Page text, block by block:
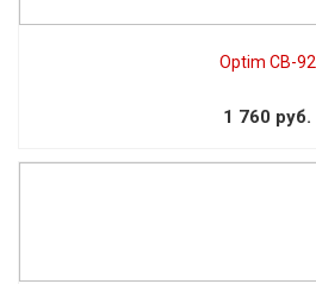
Optim CB-92
1 760 руб.